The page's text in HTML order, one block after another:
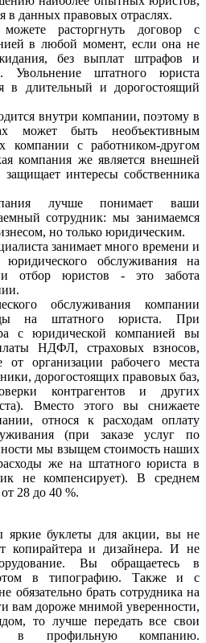
в данных правовых отраслях.
расторгнуть договор с
в любой момент, если она не
без выплат штрафов и
Увольнение штатного юриста
в длительный и дорогостоящий
внутри компании, поэтому в
может быть необъективным
компании с работником-другом
компания же является внешней
защищает интересы собственника
лучше понимает ваши
сотрудник: мы занимаемся
но только юридическим.
занимает много времени и
обслуживания на
и отбор юристов - это забота
обслуживания компании
на штатного юриста. При
с юридической компанией вы
НДФЛ, страховых взносов,
организации рабочего места
дорогостоящих правовых баз,
контрагентов и других
Вместо этого вы снижаете
относя к расходам оплату
(при заказе услуг по
мы взыщем стоимость наших
же на штатного юриста в
не компенсирует). В среднем
28 до 40 %.
яркие буклеты для акции, вы не
копирайтера и дизайнера. И не
Вы обращаетесь в
в типографию. Также и с
обязательно брать сотрудника на
вам дороже мнимой уверенности,
то лучше передать все свои
в профильную компанию.